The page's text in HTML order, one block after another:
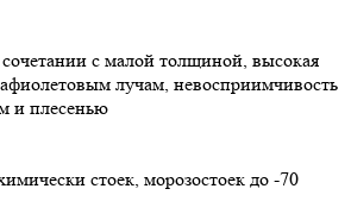
с малой толщиной, высокая
лучам, невосприимчивость
и плесенью
стоек, морозостоек до -70